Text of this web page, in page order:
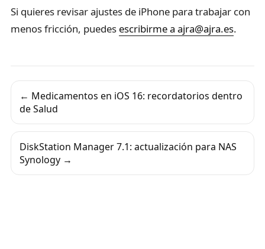
Si quieres revisar ajustes de iPhone para trabajar con
menos fricción, puedes escribirme a ajra@ajra.es.
← Medicamentos en iOS 16: recordatorios dentro
de Salud
DiskStation Manager 7.1: actualización para NAS
Synology →